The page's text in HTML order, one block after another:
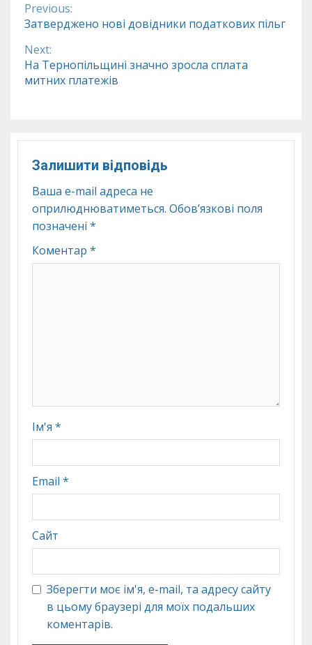
Continue
Reading
Previous:
Затверджено нові довідники податкових пільг
Next:
На Тернопільщині значно зросла сплата
митних платежів
Залишити відповідь
Ваша e-mail адреса не
оприлюднюватиметься. Обов’язкові поля
позначені *
Коментар *
Ім'я *
Email *
Сайт
Зберегти моє ім'я, e-mail, та адресу сайту
в цьому браузері для моїх подальших
коментарів.